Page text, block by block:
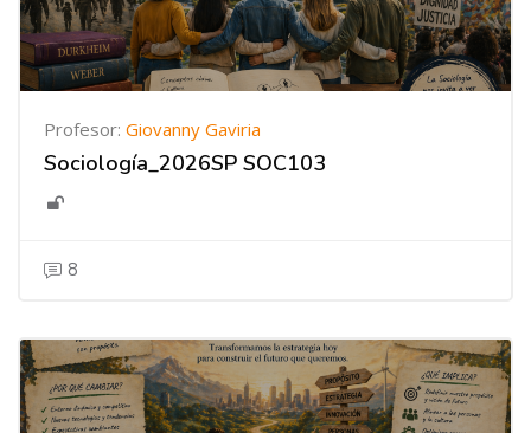
Profesor: Giovanny Gaviria
Sociología_2026SP SOC103
8